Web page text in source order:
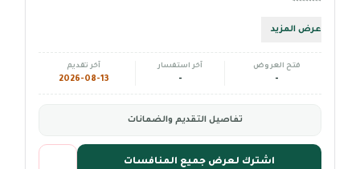
*********
عرض المزيد
فتح العروض
-
آخر استفسار
-
آخر تقديم
2026-08-13
تفاصيل التقديم والضمانات
اشترك لعرض جميع المنافسات